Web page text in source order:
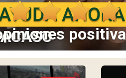
AHORA